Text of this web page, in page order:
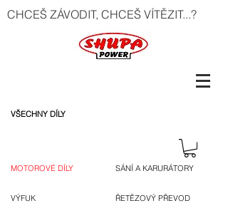
CHCEŠ ZÁVODIT, CHCEŠ VÍTĚZIT...?
VŠECHNY DÍLY
MOTOROVÉ DÍLY
VÝFUK
SÁNÍ A KARURÁTORY
ŘETĚZOVÝ PŘEVOD